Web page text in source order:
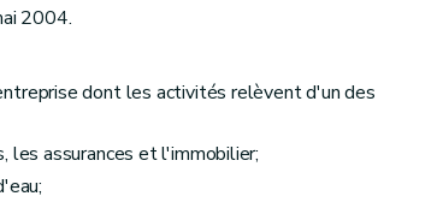
2004.
dont les activités relèvent d'un des
les assurances et l'immobilier;